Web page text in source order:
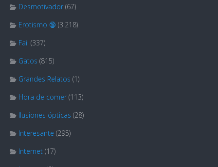
Desmotivador (67)
Erotismo 🔞 (3.218)
Fail (337)
Gatos (815)
Grandes Relatos (1)
Hora de comer (113)
Ilusiones ópticas (28)
Interesante (295)
Internet (17)